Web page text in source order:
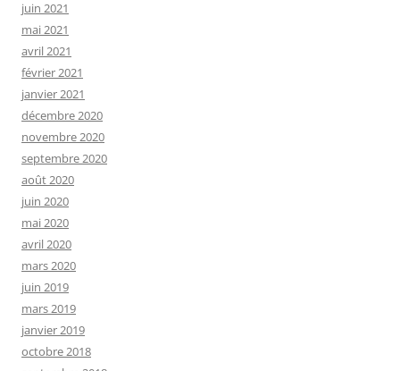
juin 2021
mai 2021
avril 2021
février 2021
janvier 2021
décembre 2020
novembre 2020
septembre 2020
août 2020
juin 2020
mai 2020
avril 2020
mars 2020
juin 2019
mars 2019
janvier 2019
octobre 2018